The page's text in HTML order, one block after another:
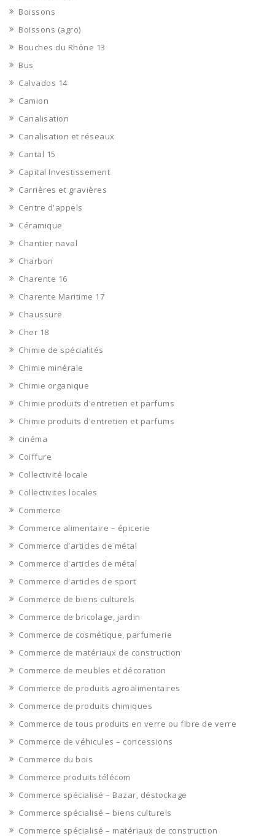
Boissons
Boissons (agro)
Bouches du Rhône 13
Bus
Calvados 14
Camion
Canalisation
Canalisation et réseaux
Cantal 15
Capital Investissement
Carrières et gravières
Centre d'appels
Céramique
Chantier naval
Charbon
Charente 16
Charente Maritime 17
Chaussure
Cher 18
Chimie de spécialités
Chimie minérale
Chimie organique
Chimie produits d'entretien et parfums
Chimie produits d'entretien et parfums
cinéma
Coiffure
Collectivité locale
Collectivites locales
Commerce
Commerce alimentaire – épicerie
Commerce d'articles de métal
Commerce d'articles de métal
Commerce d'articles de sport
Commerce de biens culturels
Commerce de bricolage, jardin
Commerce de cosmétique, parfumerie
Commerce de matériaux de construction
Commerce de meubles et décoration
Commerce de produits agroalimentaires
Commerce de produits chimiques
Commerce de tous produits en verre ou fibre de verre
Commerce de véhicules – concessions
Commerce du bois
Commerce produits télécom
Commerce spécialisé – Bazar, déstockage
Commerce spécialisé – biens culturels
Commerce spécialisé – matériaux de construction